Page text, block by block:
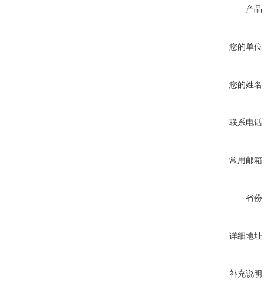
产品
您的单位
您的姓名
联系电话
常用邮箱
省份
详细地址
补充说明